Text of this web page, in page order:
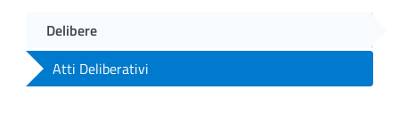
Delibere
Atti Deliberativi